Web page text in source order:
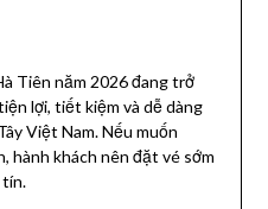
Tiên năm 2026 đang trở
lợi, tiết kiệm và dễ dàng
Việt Nam. Nếu muốn
hành khách nên đặt vé sớm
tín.